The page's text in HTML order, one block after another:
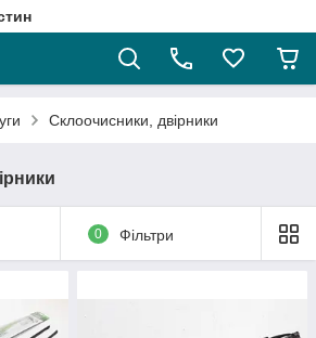
Склоочисники, двірники
0 Фільтри